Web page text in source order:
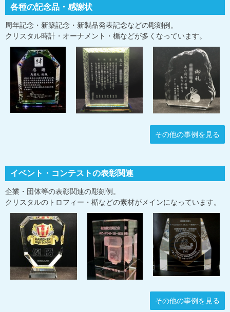
各種の記念品・感謝状
周年記念・新築記念・新製品発表記念などの彫刻例。
クリスタル時計・オーナメント・楯などが多くなっています。
その他の事例を見る
イベント・コンテストの表彰関連
企業・団体等の表彰関連の彫刻例。
クリスタルのトロフィー・楯などの素材がメインになっています。
その他の事例を見る